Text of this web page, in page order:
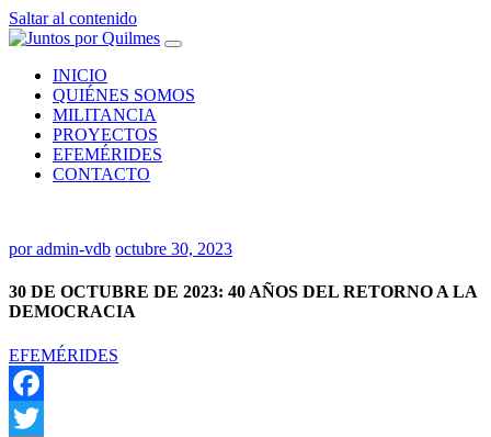
Saltar al contenido
INICIO
QUIÉNES SOMOS
MILITANCIA
PROYECTOS
EFEMÉRIDES
CONTACTO
poradmin-vdb octubre 30, 2023
30 DE OCTUBRE DE 2023: 40 AÑOS DEL RETORNO A LA
DEMOCRACIA
EFEMÉRIDES
Facebook